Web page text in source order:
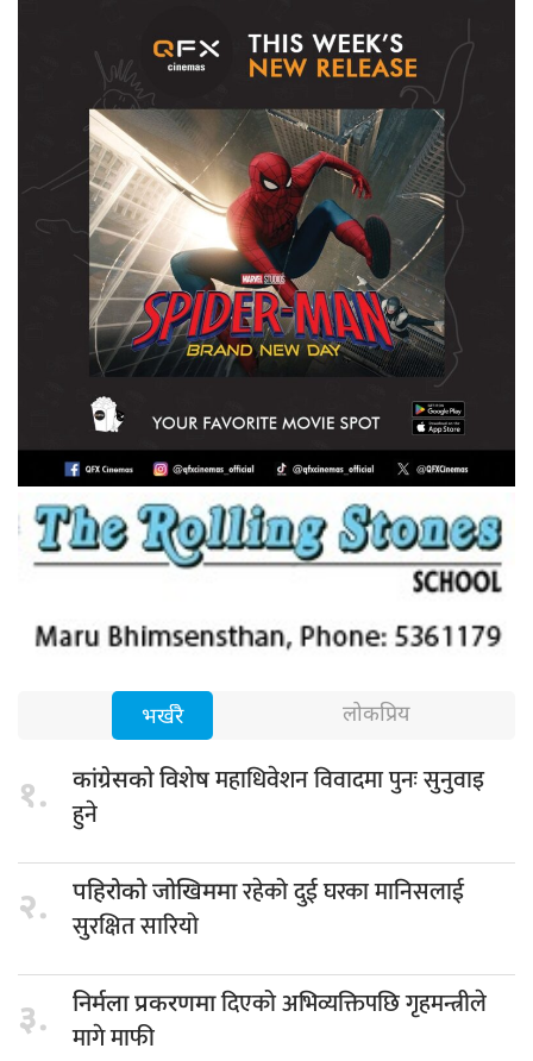
भर्खरै लोकप्रिय
१. कांग्रेसको विशेषमहाधिवेशन विवादमा पुनः सुनुवाइ
हुने
२. पहिरोको जोखिममारहेको दुई घरका मानिसलाई
सुरक्षित सारियो
३. निर्मला प्रकरणमादिएको अभिव्यक्तिपछि गृहमन्त्रीले
मागे माफी